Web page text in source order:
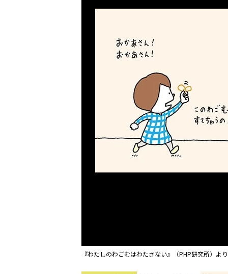
『わたしのわごむはわたさない』（PHP研究所）より